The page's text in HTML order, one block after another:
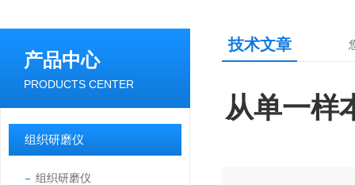
产品中心
PRODUCTS CENTER
组织研磨仪
组织研磨仪
技术文章
从单一样